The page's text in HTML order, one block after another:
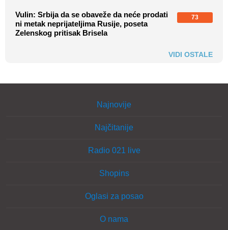
Vulin: Srbija da se obaveže da neće prodati
ni metak neprijateljima Rusije, poseta
Zelenskog pritisak Brisela
73
VIDI OSTALE
Najnovije
Najčitanije
Radio 021 live
Shopins
Oglasi za posao
O nama